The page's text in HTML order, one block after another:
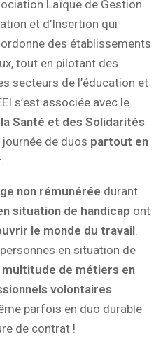
Laïque de Gestion
et d’Insertion qui
des établissements
tout en pilotant des
secteurs de l’éducation et
s’est associée avec le
Santé et des Solidarités
de duos partout en
non rémunérée durant
situation de handicap ont
le monde du travail
en situation de
de métiers en
volontaires
parfois en duo durable
de contrat !